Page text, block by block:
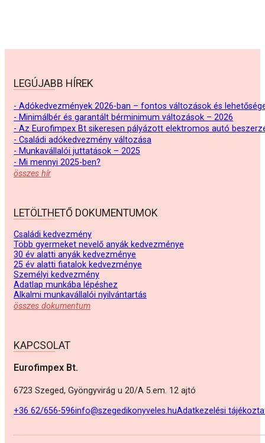
LEGÚJABB HÍREK
- Adókedvezmények 2026-ban – fontos változások és
- Minimálbér és garantált bérminimum változások – 2026
- Az Eurofimpex Bt sikeresen pályázott elektromos autó
- Családi adókedvezmény változása
- Munkavállalói juttatások – 2025
- Mi mennyi 2025-ben?
összes hír
LETÖLTHETŐ DOKUMENTUMOK
Családi kedvezmény
Több gyermeket nevelő anyák kedvezménye
30 év alatti anyák kedvezménye
25 év alatti fiatalok kedvezménye
Személyi kedvezmény
Adatlap munkába lépéshez
Alkalmi munkavállalói nyilvántartás
összes dokumentum
KAPCSOLAT
Eurofimpex Bt.
6723 Szeged, Gyöngyvirág u 20/A 5.em. 12 ajtó
+36 62/656-596info@szegedikonyveles.huAdatkezelési